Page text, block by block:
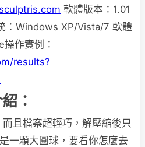
軟體版本：1.01
：Windows XP/Vista/7 軟體
作實例：
results?
：
且檔案超輕巧，解壓縮後只
一顆大圓球，要看你怎麼去